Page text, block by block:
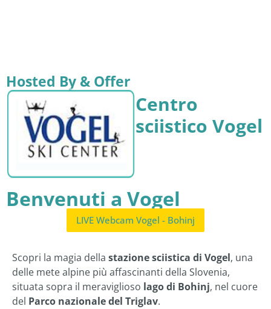
Hosted By & Offer
Centro
sciistico Vogel
Benvenuti a Vogel
LIVE Webcam Vogel - Bohinj
Scopri la magia della stazione sciistica di Vogel, una
delle mete alpine più affascinanti della Slovenia,
situata sopra il meraviglioso lago di Bohinj, nel cuore
del Parco nazionale del Triglav.